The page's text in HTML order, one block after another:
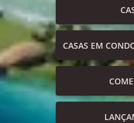
CASAS EM